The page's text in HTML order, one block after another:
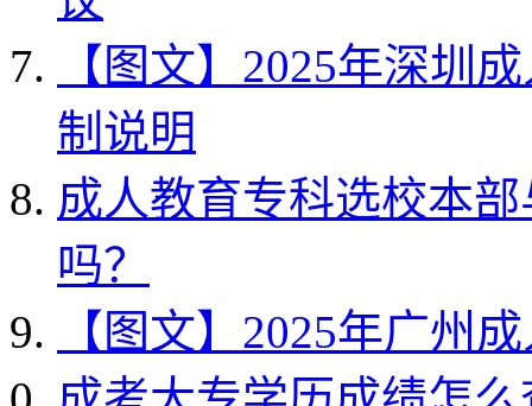
【图文】2025年深圳
制说明
成人教育专科选校本
吗？
【图文】2025年广州